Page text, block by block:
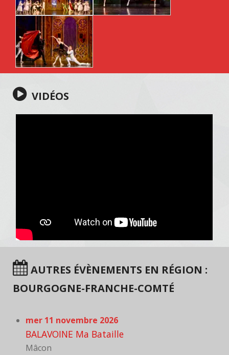
VIDÉOS
AUTRES ÉVÈNEMENTS EN RÉGION :
BOURGOGNE-FRANCHE-COMTÉ
mer 11 novembre 2026
BALAVOINE Ma Bataille
Mâcon